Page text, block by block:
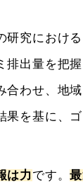
究における
排出量を把
合わせ、地
果を基に、
は力です。